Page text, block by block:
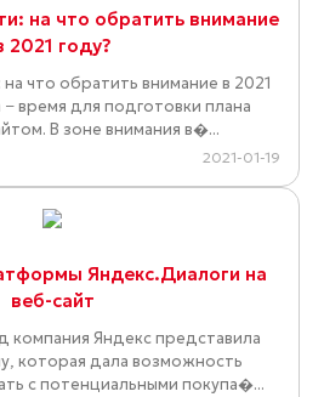
на что обратить внимание
2021 году?
что обратить внимание в 2021
− время для подготовки плана
В зоне внимания в�...
2021-01-19
Яндекс.Диалоги на
веб-сайт
компания Яндекс представила
которая дала возможность
с потенциальными покупа�...